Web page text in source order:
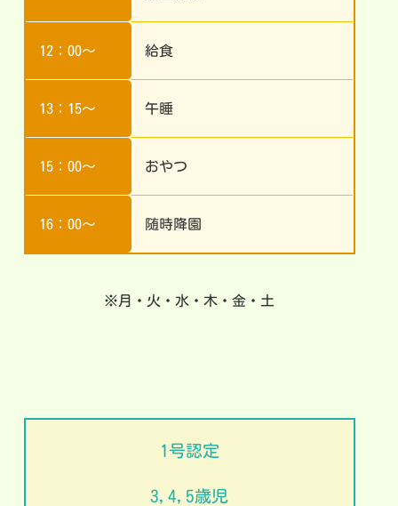
12：00～ 給食
13：15～ 午睡
15：00～ おやつ
16：00～ 随時降園
※月・火・水・木・金・土
1号認定
3,4,5歳児